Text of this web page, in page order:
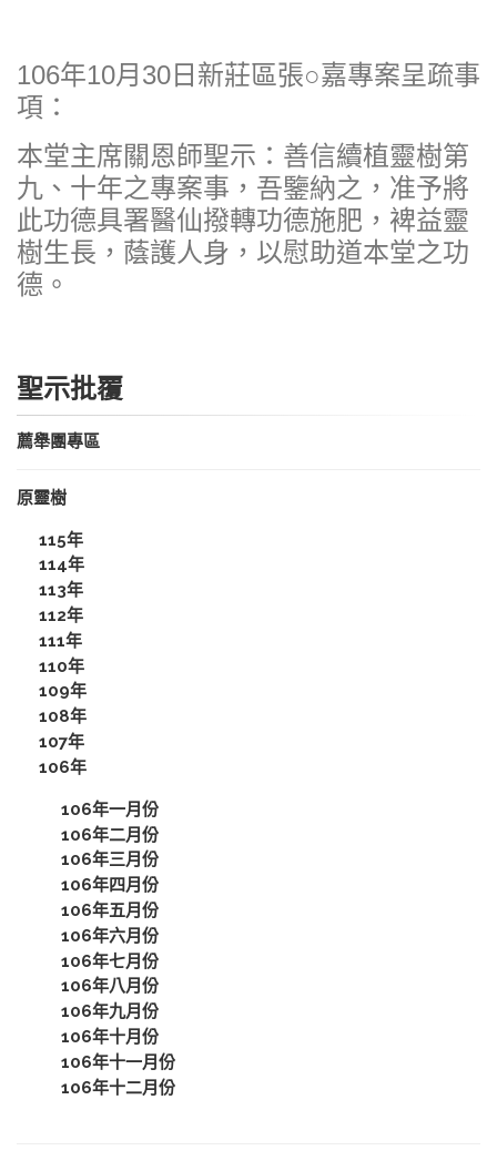
106年10月30日新莊區張○嘉專案呈疏事
項：
本堂主席關恩師聖示：善信續植靈樹第
九、十年之專案事，吾鑒納之，准予將
此功德具署醫仙撥轉功德施肥，裨益靈
樹生長，蔭護人身，以慰助道本堂之功
德。
聖示批覆
薦舉團專區
原靈樹
115年
114年
113年
112年
111年
110年
109年
108年
107年
106年
106年一月份
106年二月份
106年三月份
106年四月份
106年五月份
106年六月份
106年七月份
106年八月份
106年九月份
106年十月份
106年十一月份
106年十二月份